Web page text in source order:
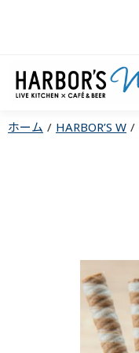
ホーム HARBOR’S W